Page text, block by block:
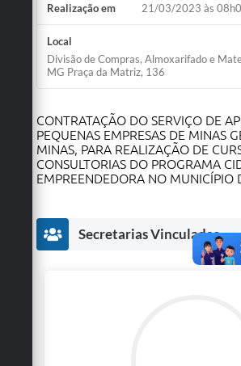
Serviços Online
Links
Telefones Úteis
Sala M. do Empreendedor
Secretarias
Realização em 21/03/2023 às
Local
Divisão de Compras, Almoxarifado e
MG Praça da Matriz, 136
CONTRATAÇÃO DO SERVIÇO DE
PEQUENAS EMPRESAS DE MINAS
MINAS, PARA REALIZAÇÃO DE
CONSULTORIAS DO PROGRAMA
EMPREENDEDORA NO MUNICÍPIO
Secretarias Vinculadas